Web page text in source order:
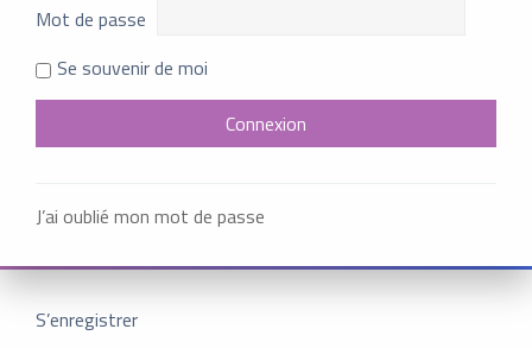
Mot de passe
Se souvenir de moi
J’ai oublié mon mot de passe
S’enregistrer